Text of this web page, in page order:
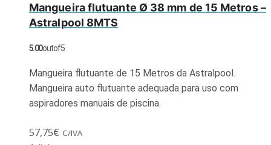
Mangueira flutuante Ø 38 mm de 15 Metros –
Astralpool 8MTS
5.00out of 5
Mangueira flutuante de 15 Metros da Astralpool.
Mangueira auto flutuante adequada para uso com
aspiradores manuais de piscina.
57,75€ C/IVA